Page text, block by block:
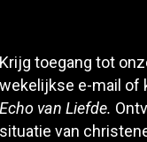
Krijg toegang tot
wekelijkse e-mail of
Echo van Liefde.
situatie van